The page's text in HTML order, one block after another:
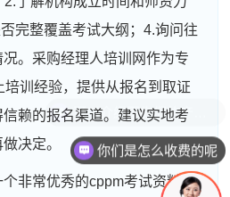
完整覆盖考试大纲；4.询问往
。采购经理人培训网作为专
训经验，提供从报名到取证
赖的报名渠道。建议实地考
决定。
非常优秀的cppm考试资料分
你们是怎么收费的呢